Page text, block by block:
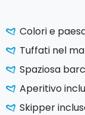
Colori e
Tuffati nel
Spaziosa
Aperitivo
Skipper